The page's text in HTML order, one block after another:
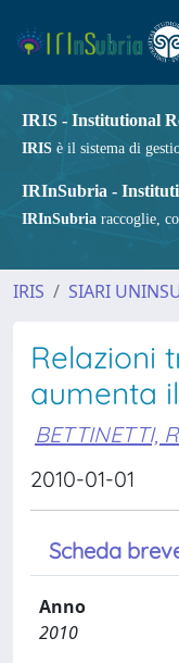
IRIS - Institutional
IRIS è il sistema di
IRInSubria -
IRInSubria raccoglie,
IRIS SIARI
Relazioni
aumenta
BETTINETTI,
2010-01-01
Scheda
Anno
2010